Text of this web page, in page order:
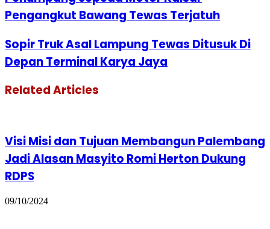
Pengangkut Bawang Tewas Terjatuh
Sopir Truk Asal Lampung Tewas Ditusuk Di
Depan Terminal Karya Jaya
Related Articles
Visi Misi dan Tujuan Membangun Palembang
Jadi Alasan Masyito Romi Herton Dukung
RDPS
09/10/2024